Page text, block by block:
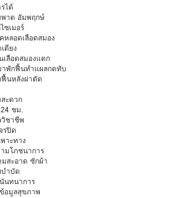
ได้
าต อัมพฤกษ์
ซเมอร์
หลอดเลือดสมอง
ตียง
เลือดสมองแตก
พักฟื้นทำแผลกดทับ
นหลังผ่าตัด
ะดวก
ชม.
ชาชีพ
รปิด
าะทาง
มโภชนาการ
สะอาด ซักผ้า
ำบัด
นทนาการ
อมูลสุขภาพ